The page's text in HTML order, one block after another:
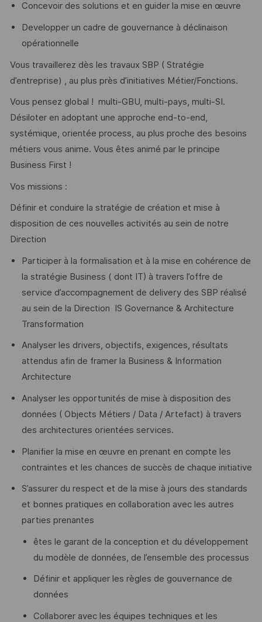
Concevoir des solutions et en guider la mise en œuvre
Developper un cadre de gouvernance à déclinaison
opérationnelle
Vous travaillerez dès les travaux SBP ( Stratégie
d’entreprise) , au plus près d’initiatives Métier/Fonctions.
Vous pensez global ! multi-GBU, multi-pays, multi-SI.
Désiloter en adoptant une approche end-to-end,
systémique, orientée process, au plus proche des besoins
métiers vous anime. Vous êtes animé par le principe
Business First !
Vos missions :
Définir et conduire la stratégie de création et mise à
disposition de ces nouvelles activités au sein de notre
Direction
Participer à la formalisation et à la mise en cohérence de
la stratégie Business ( dont IT) à travers l’offre de
service d’accompagnement de delivery des SBP réalisé
au sein de la Direction IS Governance & Architecture
Transformation
Analyser les drivers, objectifs, exigences, résultats
attendus afin de framer la Business & Information
Architecture
Analyser les opportunités de mise à disposition des
données ( Objects Métiers / Data / Artefact) à travers
des architectures orientées services.
Planifier la mise en œuvre en prenant en compte les
contraintes et les chances de succès de chaque initiative
S’assurer du respect et de la mise à jours des standards
et bonnes pratiques en collaboration avec les autres
parties prenantes
êtes le garant de la conception et du développement
du modèle de données, de l’ensemble des processus
Définir et appliquer les règles de gouvernance de
données
Collaborer avec les équipes techniques et les